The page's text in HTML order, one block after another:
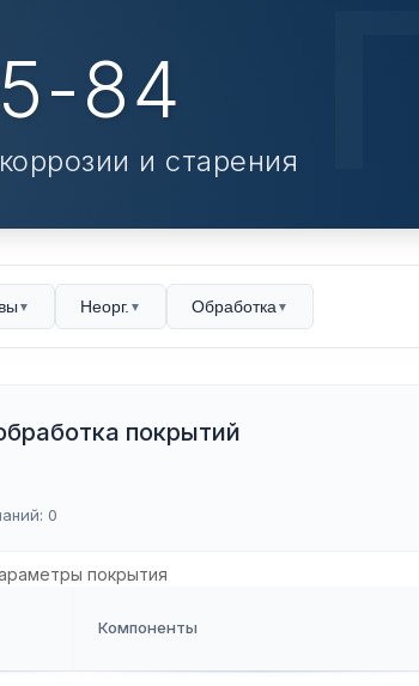
84
и старения
▼ Неорг. ▼ Обработка ▼
покрытий
0
покрытия
Компоненты